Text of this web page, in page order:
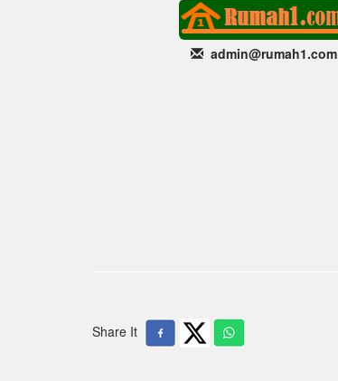
admin@rumah1.com
Share It